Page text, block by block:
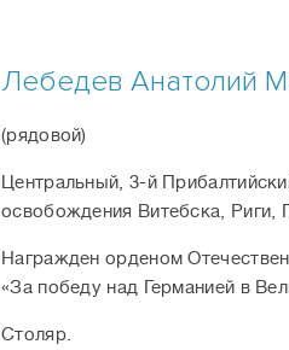
Лебедев Анатолий
(рядовой)
Центральный, 3-й
освобождения Витебска, Риги,
Награжден орденом
«За победу над Германией в
Столяр.